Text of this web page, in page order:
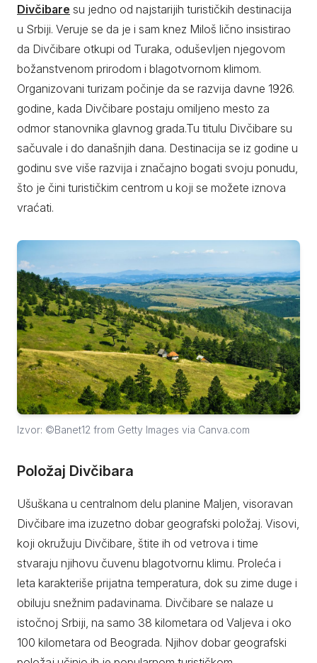
Divčibare su jedno od najstarijih turističkih destinacija
u Srbiji. Veruje se da je i sam knez Miloš lično insistirao
da Divčibare otkupi od Turaka, oduševljen njegovom
božanstvenom prirodom i blagotvornom klimom.
Organizovani turizam počinje da se razvija davne 1926.
godine, kada Divčibare postaju omiljeno mesto za
odmor stanovnika glavnog grada.Tu titulu Divčibare su
sačuvale i do današnjih dana. Destinacija se iz godine u
godinu sve više razvija i značajno bogati svoju ponudu,
što je čini turističkim centrom u koji se možete iznova
vraćati.
Izvor: ©Banet12 from Getty Images via Canva.com
Položaj Divčibara
Ušuškana u centralnom delu planine Maljen, visoravan
Divčibare ima izuzetno dobar geografski položaj. Visovi,
koji okružuju Divčibare, štite ih od vetrova i time
stvaraju njihovu čuvenu blagotvornu klimu. Proleća i
leta karakteriše prijatna temperatura, dok su zime duge i
obiluju snežnim padavinama. Divčibare se nalaze u
istočnoj Srbiji, na samo 38 kilometara od Valjeva i oko
100 kilometara od Beograda. Njihov dobar geografski